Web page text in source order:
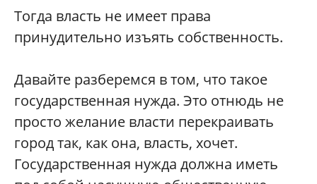
Тогда власть не имеет права
принудительно изъять собственность.
Давайте разберемся в том, что такое
государственная нужда. Это отнюдь не
просто желание власти перекраивать
город так, как она, власть, хочет.
Государственная нужда должна иметь